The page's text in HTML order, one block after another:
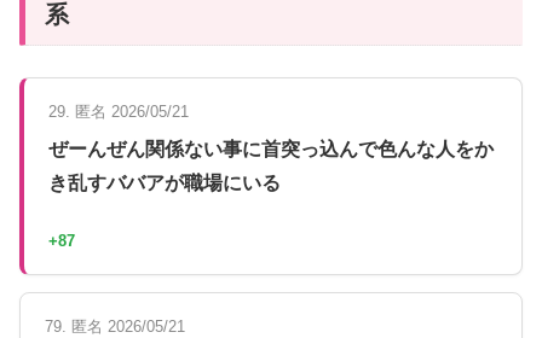
系
29. 匿名 2026/05/21
ぜーんぜん関係ない事に首突っ込んで色んな人をか
き乱すババアが職場にいる
+87
79. 匿名 2026/05/21